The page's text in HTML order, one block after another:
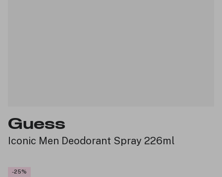
Guess
Iconic Men Deodorant Spray 226ml
-25%